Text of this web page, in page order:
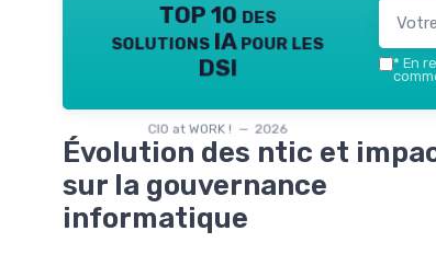
TOP 10 des
solutions IA pour les
DSI
CIO at WORK ! — 2026
* En
Évolution des ntic et
sur la gouvernance
informatique